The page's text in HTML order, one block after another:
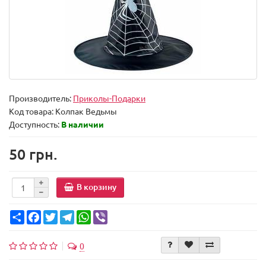
Производитель: Приколы-Подарки
Код товара: Колпак Ведьмы
Доступность: В наличии
50 грн.
В корзину
Share FacebookTwitterTelegramWhatsApp
0